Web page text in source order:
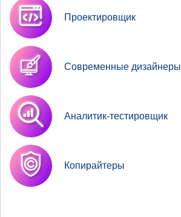
Проектировщик
Современные дизайнеры
Аналитик-тестировщик
Копирайтеры